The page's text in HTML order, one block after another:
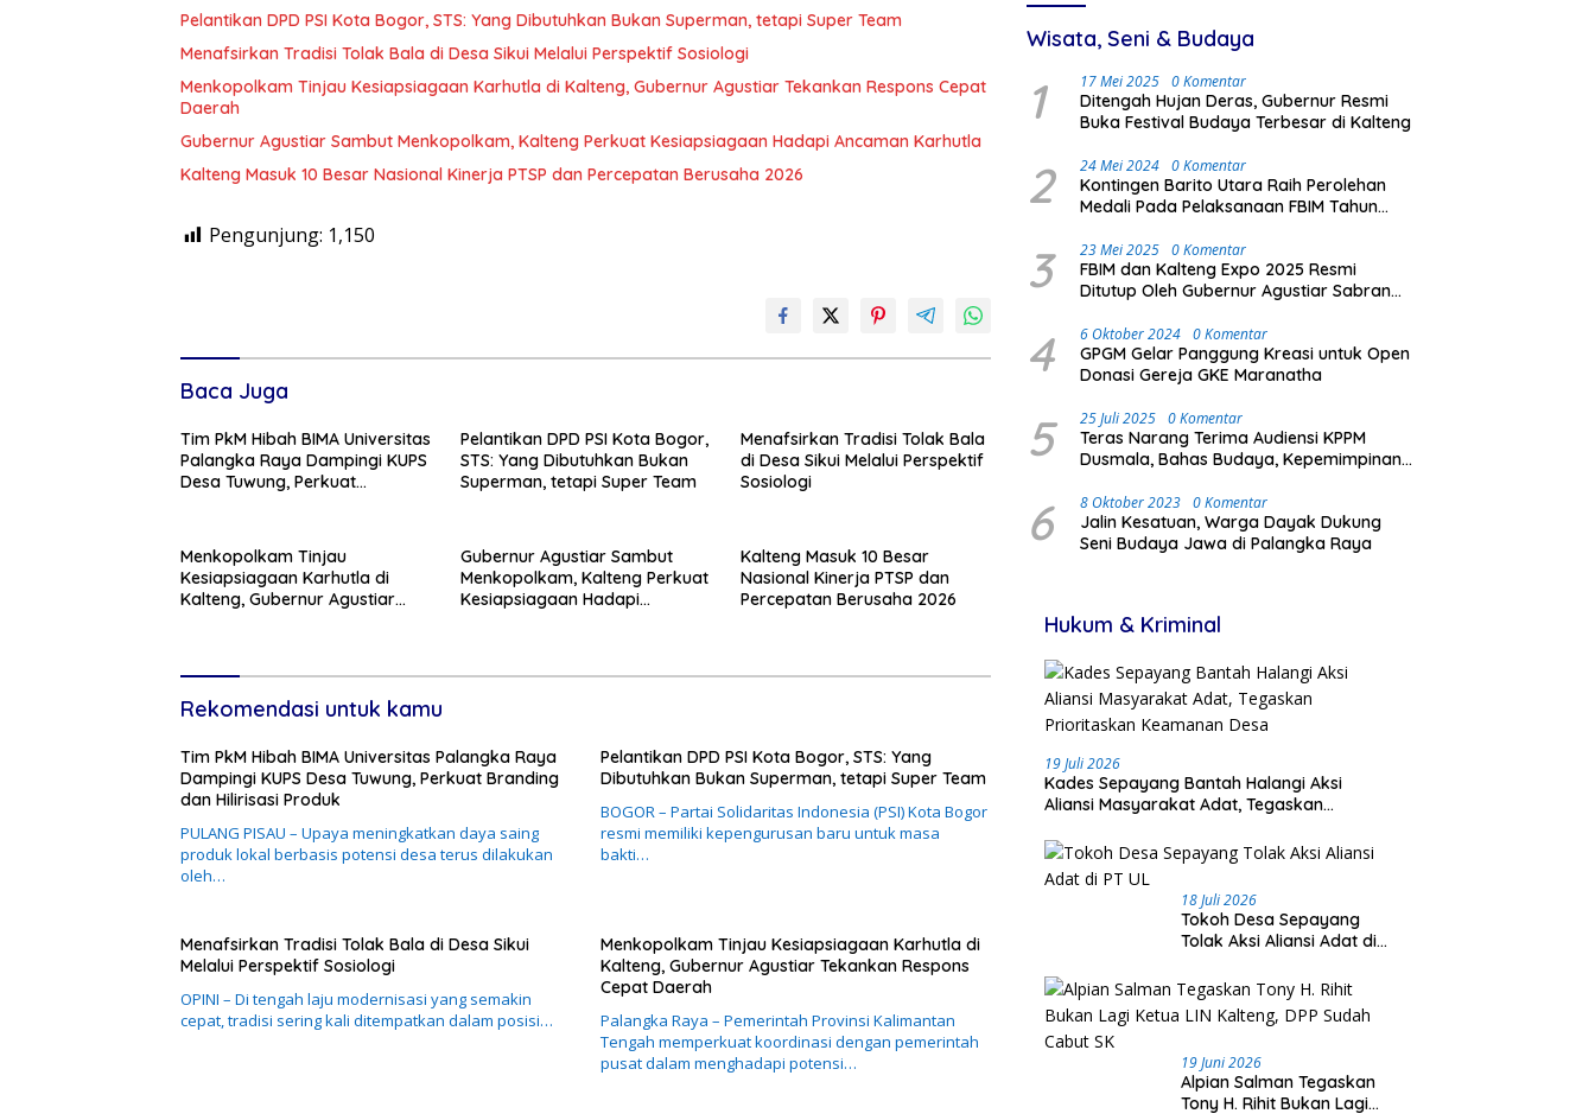
Pelantikan DPD PSI Kota Bogor, STS: Yang Dibutuhkan Bukan Superman, tetapi Super Team
Menafsirkan Tradisi Tolak Bala di Desa Sikui Melalui Perspektif Sosiologi
Menkopolkam Tinjau Kesiapsiagaan Karhutla di Kalteng, Gubernur Agustiar Tekankan Respons Cepat
Daerah
Gubernur Agustiar Sambut Menkopolkam, Kalteng Perkuat Kesiapsiagaan Hadapi Ancaman Karhutla
Kalteng Masuk 10 Besar Nasional Kinerja PTSP dan Percepatan Berusaha 2026
Pengunjung: 1,150
Baca Juga
Tim PkM Hibah BIMA Universitas
Palangka Raya Dampingi KUPS
Desa Tuwung, Perkuat
Pelantikan DPD PSI Kota Bogor,
STS: Yang Dibutuhkan Bukan
Superman, tetapi Super Team
Menafsirkan Tradisi Tolak Bala
di Desa Sikui Melalui Perspektif
Sosiologi
Menkopolkam Tinjau
Kesiapsiagaan Karhutla di
Kalteng, Gubernur Agustiar
Gubernur Agustiar Sambut
Menkopolkam, Kalteng Perkuat
Kesiapsiagaan Hadapi
Kalteng Masuk 10 Besar
Nasional Kinerja PTSP dan
Percepatan Berusaha 2026
Rekomendasi untuk kamu
Tim PkM Hibah BIMA Universitas Palangka Raya
Dampingi KUPS Desa Tuwung, Perkuat Branding
dan Hilirisasi Produk
PULANG PISAU – Upaya meningkatkan daya saing
produk lokal berbasis potensi desa terus dilakukan
oleh…
Pelantikan DPD PSI Kota Bogor, STS: Yang
Dibutuhkan Bukan Superman, tetapi Super Team
BOGOR – Partai Solidaritas Indonesia (PSI) Kota Bogor
resmi memiliki kepengurusan baru untuk masa
bakti…
Menafsirkan Tradisi Tolak Bala di Desa Sikui
Melalui Perspektif Sosiologi
OPINI – Di tengah laju modernisasi yang semakin
cepat, tradisi sering kali ditempatkan dalam posisi…
Menkopolkam Tinjau Kesiapsiagaan Karhutla di
Kalteng, Gubernur Agustiar Tekankan Respons
Cepat Daerah
Palangka Raya – Pemerintah Provinsi Kalimantan
Tengah memperkuat koordinasi dengan pemerintah
pusat dalam menghadapi potensi…
Wisata, Seni & Budaya
1 17 Mei 2025 0 Komentar
Ditengah Hujan Deras, Gubernur Resmi
Buka Festival Budaya Terbesar di Kalteng
2 24 Mei 2024 0 Komentar
Kontingen Barito Utara Raih Perolehan
Medali Pada Pelaksanaan FBIM Tahun
3 23 Mei 2025 0 Komentar
FBIM dan Kalteng Expo 2025 Resmi
Ditutup Oleh Gubernur Agustiar Sabran
Masyarakat
4 6 Oktober 2024 0 Komentar
GPGM Gelar Panggung Kreasi untuk Open
Donasi Gereja GKE Maranatha
5 25 Juli 2025 0 Komentar
Teras Narang Terima Audiensi KPPM
Dusmala, Bahas Budaya, Kepemimpinan,
6 8 Oktober 2023 0 Komentar
Jalin Kesatuan, Warga Dayak Dukung
Seni Budaya Jawa di Palangka Raya
Hukum & Kriminal
19 Juli 2026
Kades Sepayang Bantah Halangi Aksi
Aliansi Masyarakat Adat, Tegaskan
18 Juli 2026
Tokoh Desa Sepayang
Tolak Aksi Aliansi Adat di
19 Juni 2026
Alpian Salman Tegaskan
Tony H. Rihit Bukan Lagi